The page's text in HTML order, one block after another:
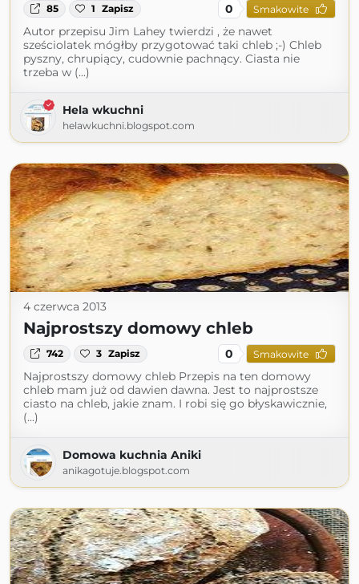
85 1 Zapisz 0 Smakowite
Autor przepisu Jim Lahey twierdzi , że nawet
sześciolatek mógłby przygotować taki chleb ;-) Chleb
pyszny, chrupiący, cudownie pachnący. Ciasta nie
trzeba w (...)
Hela wkuchni
helawkuchni.blogspot.com
4 czerwca 2013
Najprostszy domowy chleb
742 3 Zapisz 0 Smakowite
Najprostszy domowy chleb Przepis na ten domowy
chleb mam już od dawien dawna. Jest to najprostsze
ciasto na chleb, jakie znam. I robi się go błyskawicznie,
(...)
Domowa kuchnia Aniki
anikagotuje.blogspot.com